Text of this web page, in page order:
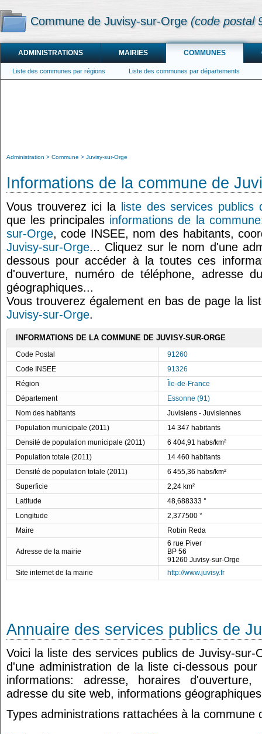
Commune de Juvisy-sur-Orge (code postal
ADMINISTRATIONS MAIRIES COMMUNES
Liste des communes par régions Liste des communes par départements
Administration Commune Juvisy-sur-Orge
Informations de la commune de
Vous trouverez ici la
liste des services publics
que les principales informations de la commune
sur-Orge, code INSEE, nom des habitants,
Juvisy-sur-Orge... Cliquez sur le nom d'une
dessous pour accéder à la toutes ces
d'ouverture, numéro de téléphone, adresse
géographiques...
Vous trouverez également en bas de page la
Juvisy-sur-Orge.
INFORMATIONS DE LA COMMUNE DE JUVISY-SUR-ORGE
Code Postal
91260
Code INSEE
91326
Région
Île-de-France
Département
Essonne (91)
Nom des habitants
Juvisiens - Juvisiennes
Population municipale (2011)
14 347 habitants
Densité de population municipale (2011)
6 404,91 habs/km²
Population totale (2011)
14 460 habitants
Densité de population totale (2011)
6 455,36 habs/km²
Superficie
2,24 km²
Latitude
48,688333 °
Longitude
2,377500 °
Maire
Robin Reda
Adresse de la mairie
6 rue Piver
BP 56
91260 Juvisy-sur-Orge
Site internet de la mairie
http://www.juvisy.fr
Annuaire des services publics de
Voici la liste des services publics de Juvisy-sur-
d'une administration de la liste ci-dessous
informations: adresse, horaires
adresse du site web, informations
Types administrations rattachées à la commune